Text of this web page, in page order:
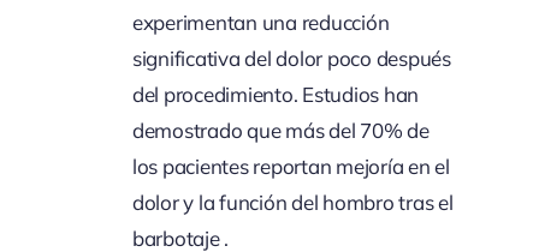
experimentan una reducción
significativa del dolor poco después
del procedimiento. Estudios han
demostrado que más del 70% de
los pacientes reportan mejoría en el
dolor y la función del hombro tras el
barbotaje .